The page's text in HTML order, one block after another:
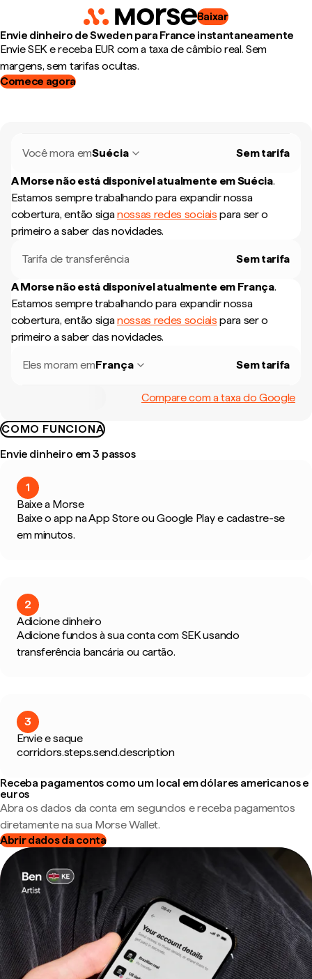
Baixar
Envie dinheiro de Sweden para France instantaneamente
Envie SEK e receba EUR com a taxa de câmbio real. Sem
margens, sem tarifas ocultas.
Comece agora
Você mora emSuécia Sem tarifa
A Morse não está disponível atualmente emSuécia.
Estamos sempre trabalhando para expandir nossa
cobertura, então siganossas redes sociais para ser o
primeiro a saber das novidades.
Tarifa de transferência Sem tarifa
A Morse não está disponível atualmente em França.
Estamos sempre trabalhando para expandir nossa
cobertura, então siganossas redes sociais para ser o
primeiro a saber das novidades.
Eles moram emFrança Sem tarifa
Compare com a taxa do Google
COMO FUNCIONA
Envie dinheiro em 3 passos
1
Baixe a Morse
Baixe o app na App Store ou Google Play e cadastre-se
em minutos.
2
Adicione dinheiro
Adicione fundos à sua conta com SEK usando
transferência bancária ou cartão.
3
Envie e saque
corridors.steps.send.description
Receba pagamentos como um local em dólares americanos e
euros
Abra os dados da conta em segundos e receba pagamentos
diretamente na sua Morse Wallet.
Abrir dados da conta